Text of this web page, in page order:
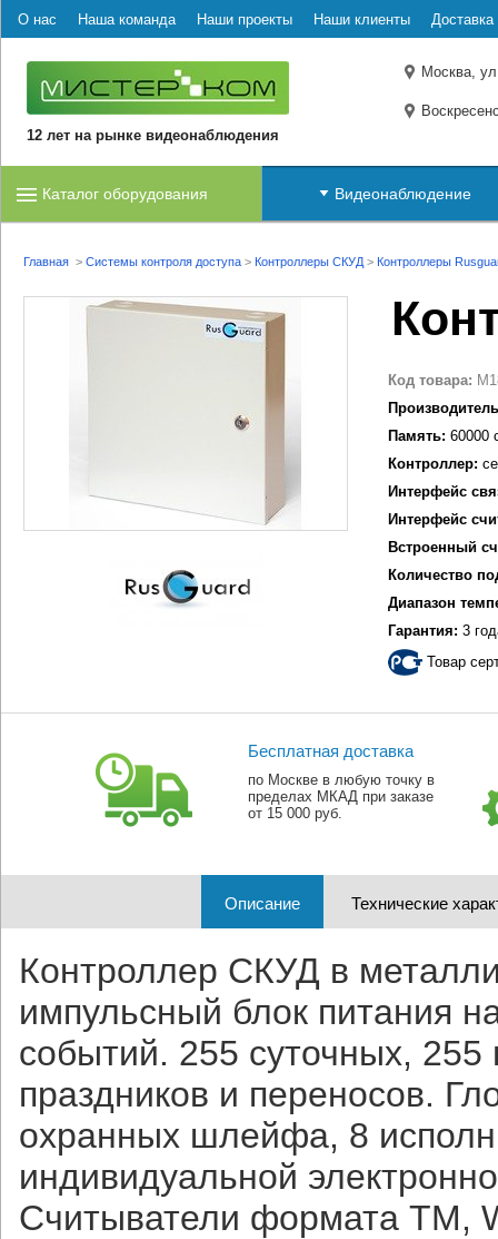
О нас Наша команда Наши проекты Наши клиенты Доставка
12 лет на рынке видеонаблюдения
Москва,
Каталог оборудования Видеонаблюдение
Главная > Системы контроля доступа > Контроллеры СКУД > Контроллеры
Код товара:
Память: 60000
Контроллер:
Интерфейс
Интерфейс
Встроенный
Количество
Диапазон
Гарантия: 3
Товар
Бесплатная доставка
по Москве в любую точку в
пределах МКАД при заказе
от 15 000 руб.
Описание Технические
Контроллер СКУД в
импульсный блок питания
событий. 255 суточных,
праздников и переносов.
охранных шлейфа, 8
индивидуальной
Считыватели формата TM,